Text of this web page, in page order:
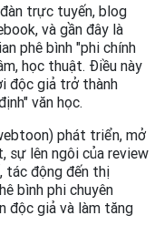
trực tuyến, blog
và gần đây là
phê bình "phi chính
học thuật. Điều này
độc giả trở thành
văn học.
phát triển, mở
sự lên ngôi của review
tác động đến thị
bình phi chuyên
độc giả và làm tăng